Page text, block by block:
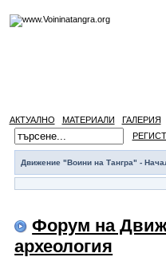
АКТУАЛНО МАТЕРИАЛИ ГАЛЕРИЯ
Движение "Воини на Тангра" -
Форум на
археология